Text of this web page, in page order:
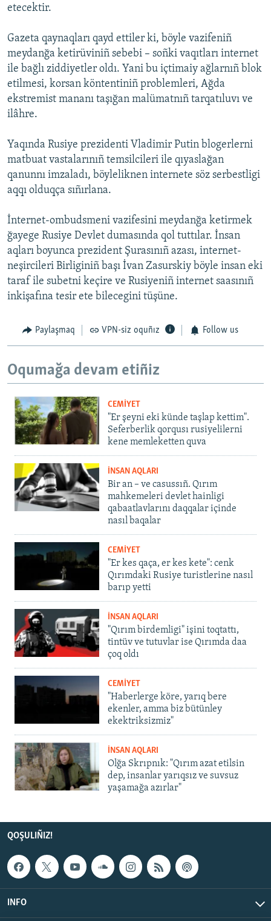
etecektir.
Gazeta qaynaqları qayd ettiler ki, böyle vazifeniñ
meydanğa ketirüviniñ sebebi – soñki vaqıtları internet
ile bağlı ziddiyetler oldı. Yani bu içtimaiy ağlarnıñ blok
etilmesi, korsan köntentiniñ problemleri, Ağda
ekstremist mananı taşığan malümatnıñ tarqatıluvı ve
ilâhre.
Yaqında Rusiye prezidenti Vladimir Putin blogerlerni
matbuat vastalarınıñ temsilcileri ile qıyaslağan
qanunnı imzaladı, böyleliknen internete söz serbestligi
aqqı olduqça sıñırlana.
İnternet-ombudsmeni vazifesini meydanğa ketirmek
ğayege Rusiye Devlet dumasında qol tuttılar. İnsan
aqları boyunca prezident Şurasınıñ azası, internet-
neşircileri Birliginiñ başı İvan Zasurskiy böyle insan eki
taraf ile subetni keçire ve Rusiyeniñ internet saasınıñ
inkişafına tesir ete bilecegini tüşüne.
Paylaşmaq VPN-siz oquñız Follow us
Oqumağa devam etiñiz
CEMİYET
"Er şeyni eki künde taşlap kettim".
Seferberlik qorqusı rusiyelilerni
kene memleketten quva
İNSAN AQLARI
Bir an – ve casussıñ. Qırım
mahkemeleri devlet hainligi
qabaatlavlarını daqqalar içinde
nasıl baqalar
CEMİYET
"Er kes qaça, er kes kete": cenk
Qırımdaki Rusiye turistlerine nasıl
barıp yetti
İNSAN AQLARI
"Qırım birdemligi" işini toqtattı,
tintüv ve tutuvlar ise Qırımda daa
çoq oldı
CEMİYET
"Haberlerge köre, yarıq bere
ekenler, amma biz bütünley
ekektriksizmiz"
İNSAN AQLARI
Olğa Skrıpnık: "Qırım azat etilsin
dep, insanlar yarıqsız ve suvsuz
yaşamağa azırlar"
QOŞULIÑIZ!
INFO